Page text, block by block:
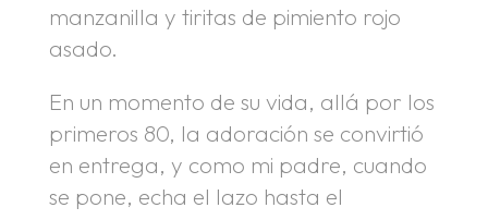
manzanilla y tiritas de pimiento rojo
asado.
En un momento de su vida, allá por los
primeros 80, la adoración se convirtió
en entrega, y como mi padre, cuando
se pone, echa el lazo hasta el